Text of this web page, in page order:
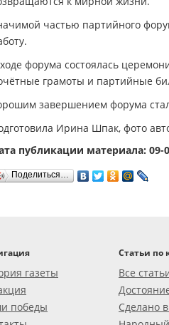
частью партийного
форума состоялась
грамоты и партийные
завершением форума
Ирина Шпак, фото
публикации материала: 09-
Поделиться…
газеты
победы
Статьи по
Все
Сделано